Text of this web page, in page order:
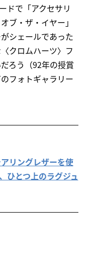
ドで「アクセサリ
ブ・ザ・イヤー」
シェールであった
クロムハーツ〉フ
ろう（92年の授賞
フォトギャラリー
リングレザーを使
ひとつ上のラグジュ